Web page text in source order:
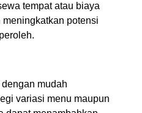
tempat atau biaya
potensi
mudah
variasi menu maupun